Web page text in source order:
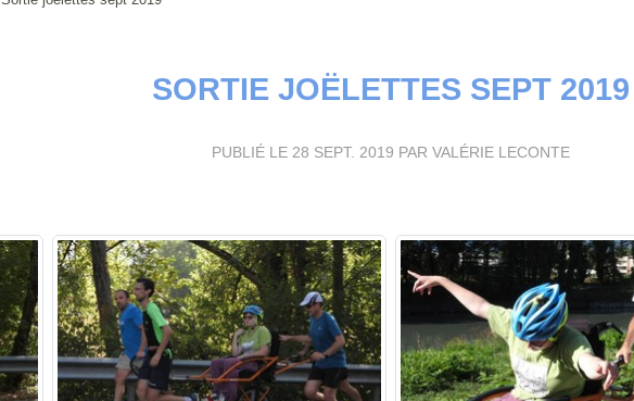
SORTIE JOËLETTES SEPT 2019
PUBLIÉ LE 28 SEPT. 2019 PAR VALÉRIE LECONTE